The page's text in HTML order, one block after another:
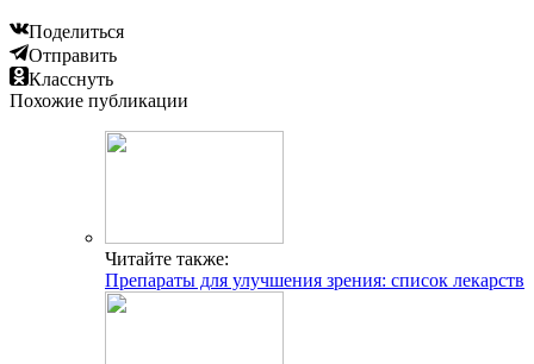
Поделиться
Отправить
Класснуть
Похожие публикации
Читайте также:
Препараты для улучшения зрения: список лекарств